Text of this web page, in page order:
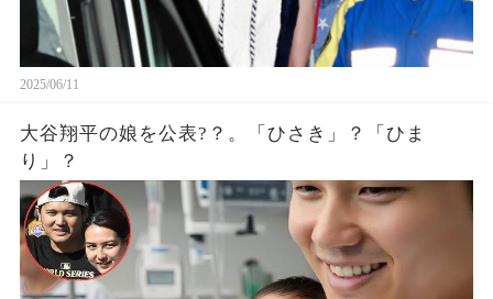
2025/06/11
大谷翔平の娘を公表?？。「ひさき」？「ひま
り」？